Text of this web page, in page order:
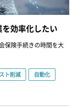
効率化したい
保険手続きの時間を大
ト削減
自動化